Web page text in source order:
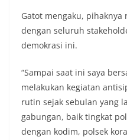
Gatot mengaku,
dengan seluruh
demokrasi ini.
“Sampai saat ini saya
melakukan kegiatan
rutin sejak sebulan yang
gabungan, baik tingkat
dengan kodim, polsek